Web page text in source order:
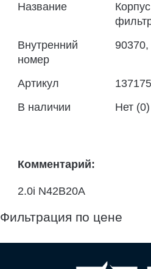
Название
Внутренний
номер
Артикул
В наличии
Нет (0)
Комментарий:
2.0i N42B20A
Фильтрация по цене